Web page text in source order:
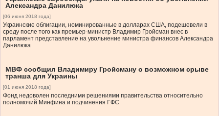
Александра Данилюка
[06 июня 2018 года]
Украинские облигации, номинированные в долларах США, подешевели в
среду после того как премьер-министр Владимир Гройсман внес в
парламент представление на увольнение министра финансов Александра
Данилюка
МВФ сообщил Владимиру Гройсману о возможном срыве
транша для Украины
[01 июня 2018 года]
Фонд недоволен последними решениями правительства относительно
полномочий Минфина и подчинения ГФС